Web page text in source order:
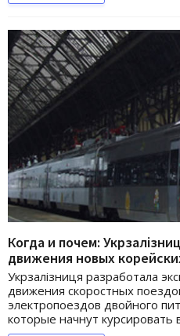
Когда и почем:
движения новых
Укрзалізниця разработала
движения скоростных
электропоездов двойного
которые начнут курсировать